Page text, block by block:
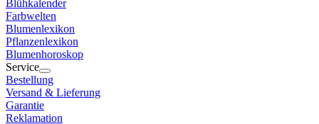
Blühkalender
Farbwelten
Blumenlexikon
Pflanzenlexikon
Blumenhoroskop
Service
Bestellung
Versand & Lieferung
Garantie
Reklamation